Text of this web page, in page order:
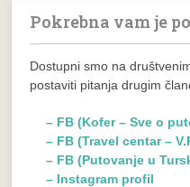
Pokrebna vam je
Dostupni smo na
postaviti pitanja drugim
– FB (Kofer – Sve o
– FB (Travel centar –
– FB (Putovanje u
– Instagram profil